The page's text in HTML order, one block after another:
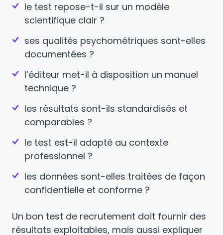
le test repose-t-il sur un modèle
scientifique clair ?
ses qualités psychométriques sont-elles
documentées ?
l’éditeur met-il à disposition un manuel
technique ?
les résultats sont-ils standardisés et
comparables ?
le test est-il adapté au contexte
professionnel ?
les données sont-elles traitées de façon
confidentielle et conforme ?
Un bon test de recrutement doit fournir des
résultats exploitables, mais aussi expliquer